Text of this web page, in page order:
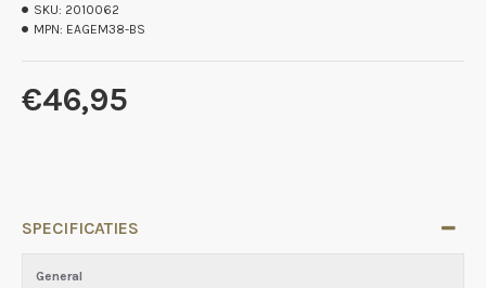
€46,95
SKU: 2010062
MPN: EAGEM38-BS
SPECIFICATIES
General